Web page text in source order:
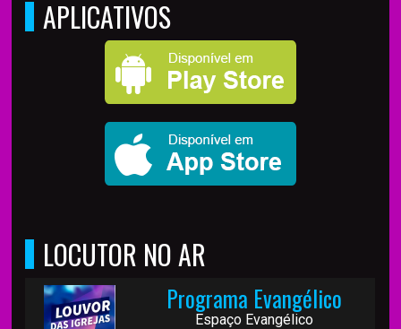
APLICATIVOS
LOCUTOR NO AR
Programa Evangélico
Espaço Evangélico